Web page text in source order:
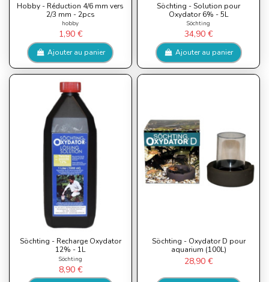
Hobby - Réduction 4/6 mm vers
2/3 mm - 2pcs
hobby
1,90 €
Ajouter au panier
Söchting - Solution pour
Oxydator 6% - 5L
Söchting
34,90 €
Ajouter au panier
Söchting - Recharge Oxydator
12% - 1L
Söchting
8,90 €
Söchting - Oxydator D pour
aquarium (100L)
28,90 €